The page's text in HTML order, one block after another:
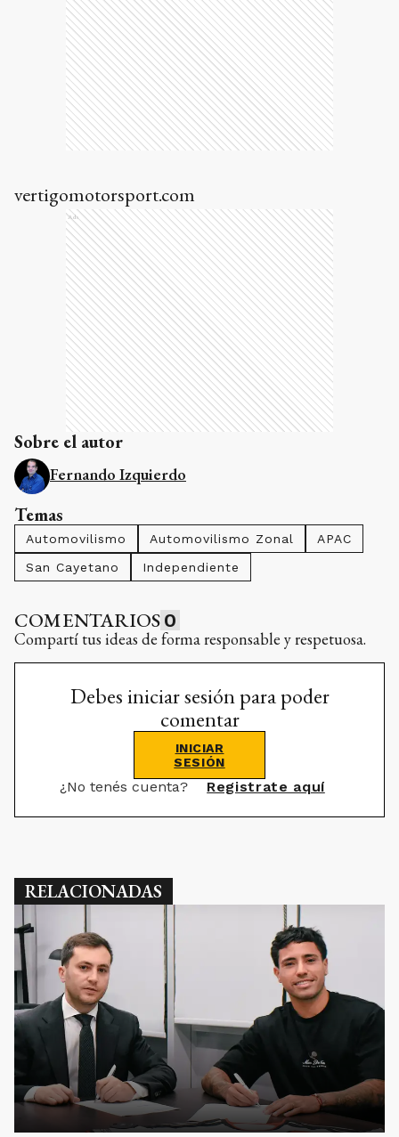
vertigomotorsport.com
Ads
Sobre el autor
Fernando Izquierdo
Temas
Automovilismo Automovilismo Zonal
APAC
San Cayetano
Independiente
COMENTARIOS 0
Compartí tus ideas de forma responsable y respetuosa.
Debes iniciar sesión para poder
comentar
INICIAR
SESIÓN
¿No tenés cuenta? Registrate aquí
RELACIONADAS